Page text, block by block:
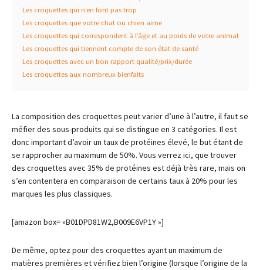
Les croquettes qui n’en font pas trop
Les croquettes que votre chat ou chien aime
Les croquettes qui correspondent à l’âge et au poids de votre animal
Les croquettes qui tiennent compte de son état de santé
Les croquettes avec un bon rapport qualité/prix/durée
Les croquettes aux nombreux bienfaits
La composition des croquettes peut varier d’une à l’autre, il faut se
méfier des sous-produits qui se distingue en 3 catégories. Il est
donc important d’avoir un taux de protéines élevé, le but étant de
se rapprocher au maximum de 50%. Vous verrez ici, que trouver
des croquettes avec 35% de protéines est déjà très rare, mais on
s’en contentera en comparaison de certains taux à 20% pour les
marques les plus classiques.
[amazon box= »B01DPD81W2,B009E6VP1Y »]
De même, optez pour des croquettes ayant un maximum de
matières premières et vérifiez bien l’origine (lorsque l’origine de la